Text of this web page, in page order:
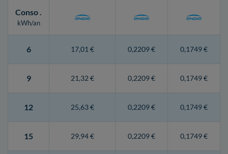
Conso.
kWh/an
6 17,01 € 0,2209 € 0,1749 €
9 21,32 € 0,2209 € 0,1749 €
12 25,63 € 0,2209 € 0,1749 €
15 29,94 € 0,2209 € 0,1749 €